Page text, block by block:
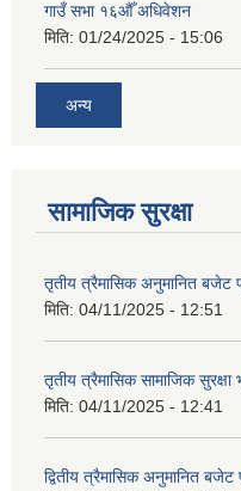
गाउँ सभा १६औँ अधिवेशन
मिति: 01/24/2025 - 15:06
अन्य
सामाजिक सुरक्षा
तृतीय त्रैमासिक अनुमानित बजेट
मिति: 04/11/2025 - 12:51
तृतीय त्रैमासिक सामाजिक
मिति: 04/11/2025 - 12:41
द्वितीय त्रैमासिक अनुमानित बजेट